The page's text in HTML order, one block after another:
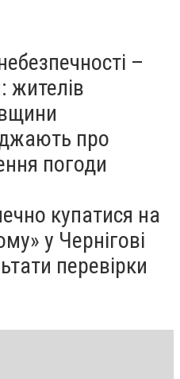
–
жителів
про
погоди
купатися на
у Чернігові
перевірки